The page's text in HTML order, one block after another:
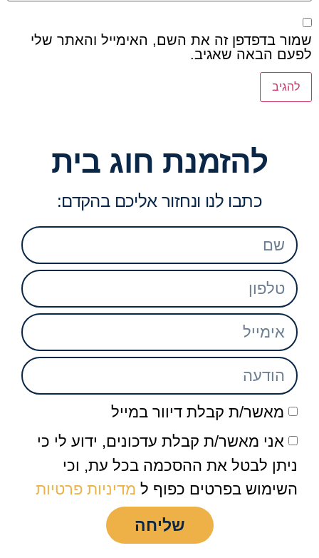
שמור בדפדפן זה את השם, האימייל והאתר שלי
לפעם הבאה שאגיב.
להזמנת חוג בית
כתבו לנו ונחזור אליכם בהקדם:
מאשר/ת קבלת דיוור במייל
אני מאשר/ת קבלת עדכונים, ידוע לי כי
ניתן לבטל את ההסכמה בכל עת, וכי
השימוש בפרטים כפוף ל מדיניות פרטיות
שליחה